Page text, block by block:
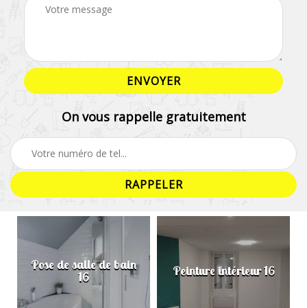
On vous rappelle gratuitement
Pose de salle de bain
16 Peinture intérieur 16